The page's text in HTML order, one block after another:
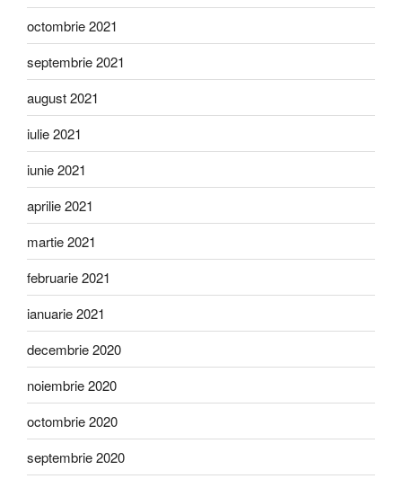
octombrie 2021
septembrie 2021
august 2021
iulie 2021
iunie 2021
aprilie 2021
martie 2021
februarie 2021
ianuarie 2021
decembrie 2020
noiembrie 2020
octombrie 2020
septembrie 2020